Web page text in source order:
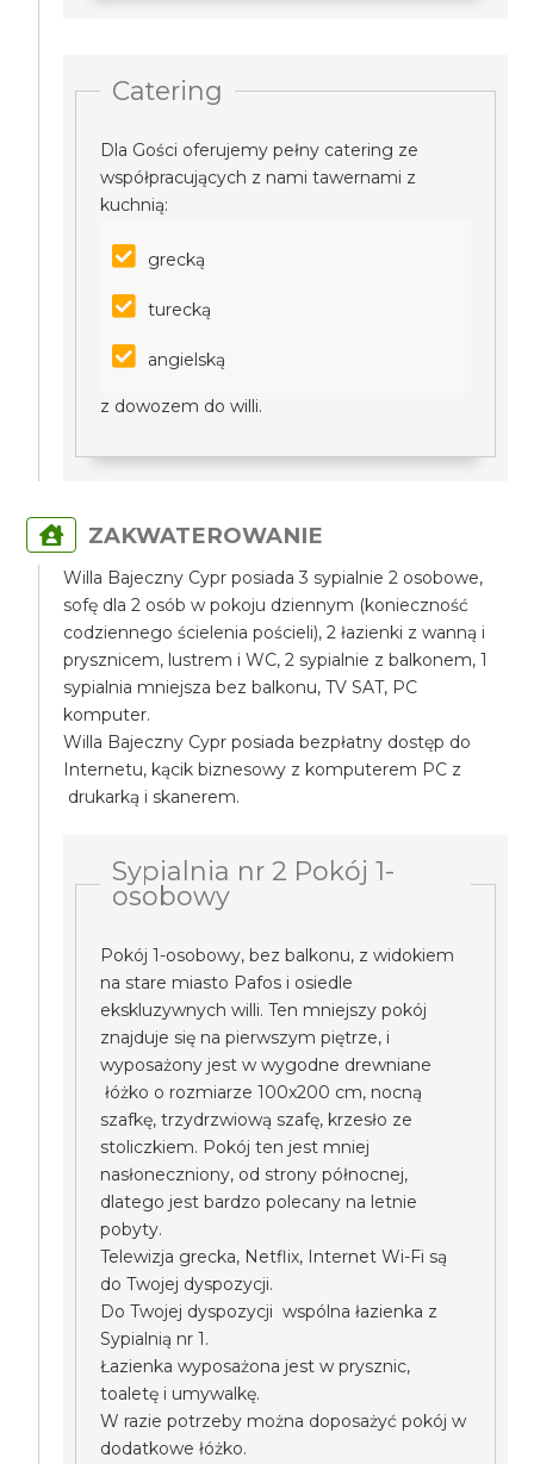
Catering
Dla Gości oferujemy pełny catering ze
współpracujących z nami tawernami z
kuchnią:
grecką
turecką
angielską
z dowozem do willi.
ZAKWATEROWANIE
Willa Bajeczny Cypr posiada 3 sypialnie 2 osobowe,
sofę dla 2 osób w pokoju dziennym (konieczność
codziennego ścielenia pościeli), 2 łazienki z wanną i
prysznicem, lustrem i WC, 2 sypialnie z balkonem, 1
sypialnia mniejsza bez balkonu, TV SAT, PC
komputer.
Willa Bajeczny Cypr posiada bezpłatny dostęp do
Internetu, kącik biznesowy z komputerem PC z
drukarką i skanerem.
Sypialnia nr 2 Pokój 1-
osobowy
Pokój 1-osobowy, bez balkonu, z widokiem
na stare miasto Pafos i osiedle
ekskluzywnych willi. Ten mniejszy pokój
znajduje się na pierwszym piętrze, i
wyposażony jest w wygodne drewniane
łóżko o rozmiarze 100x200 cm, nocną
szafkę, trzydrzwiową szafę, krzesło ze
stoliczkiem. Pokój ten jest mniej
nasłoneczniony, od strony północnej,
dlatego jest bardzo polecany na letnie
pobyty.
Telewizja grecka, Netflix, Internet Wi-Fi są
do Twojej dyspozycji.
Do Twojej dyspozycji wspólna łazienka z
Sypialnią nr 1.
Łazienka wyposażona jest w prysznic,
toaletę i umywalkę.
W razie potrzeby można doposażyć pokój w
dodatkowe łóżko.